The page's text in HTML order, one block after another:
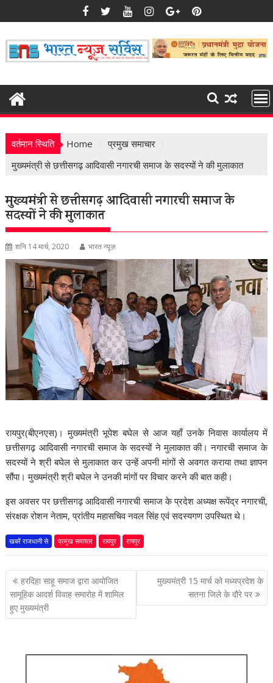
to
वर्तमान स्थिति Home
प्रमुख समाचार
मुख्यमंत्री से छत्तीसगढ़ आदिवासी नगारची समाज के सदस्यों ने की मुलाकात
मुख्यमंत्री से छत्तीसगढ़ आदिवासी नगारची समाज के
सदस्यों ने की मुलाकात
शनि 14 मार्च, 2020 भारत न्यूज़
रायपुर(बीएनएस) । मुख्यमंत्री भूपेश बघेल से आज यहाँ उनके निवास कार्यालय में
छत्तीसगढ़ आदिवासी नगारची समाज के सदस्यों ने मुलाकात की। नगारची समाज के
सदस्यों ने श्री बघेल से मुलाकात कर उन्हें अपनी मांगों से अवगत कराया तथा ज्ञापन
सौंपा। मुख्यमंत्री श्री बघेल ने उनकी मांगों पर विचार करने की बात कही।
इस अवसर पर छत्तीसगढ़ आदिवासी नगारची समाज के प्रदेश अध्यक्ष रूपेंद्र नगारची,
संरक्षक रोशन नेताम, प्रांतीय महासचिव नवल सिंह एवं सदस्यगण उपस्थित थे।
खबरें राजधानी से प्रमुख समाचार रायपुर रायपुर
पोस्ट
नेविगेशन
हरदिहा साहू समाज द्वारा आयोजित
सामूहिक आदर्श विवाह समारोह में शामिल
हुए मुख्यमंत्री
मुख्यमंत्री 15 मार्च को मध्यप्रदेश के
सतना जिले के दौरे पर